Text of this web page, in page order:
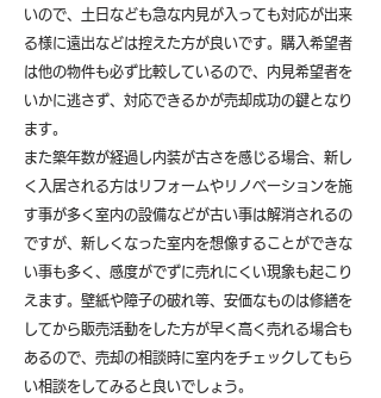
いので、土日なども急な内見が入っても対応が出来
る様に遠出などは控えた方が良いです。購入希望者
は他の物件も必ず比較しているので、内見希望者を
いかに逃さず、対応できるかが売却成功の鍵となり
ます。
また築年数が経過し内装が古さを感じる場合、新し
く入居される方はリフォームやリノベーションを施
す事が多く室内の設備などが古い事は解消されるの
ですが、新しくなった室内を想像することができな
い事も多く、感度がでずに売れにくい現象も起こり
えます。壁紙や障子の破れ等、安価なものは修繕を
してから販売活動をした方が早く高く売れる場合も
あるので、売却の相談時に室内をチェックしてもら
い相談をしてみると良いでしょう。